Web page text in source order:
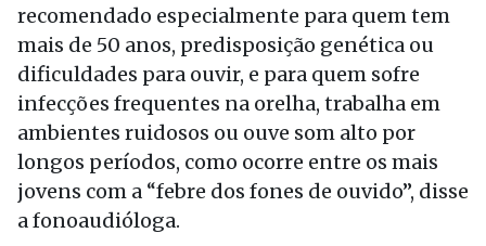
recomendado especialmente para quem tem
mais de 50 anos, predisposição genética ou
dificuldades para ouvir, e para quem sofre
infecções frequentes na orelha, trabalha em
ambientes ruidosos ou ouve som alto por
longos períodos, como ocorre entre os mais
jovens com a “febre dos fones de ouvido”, disse
a fonoaudióloga.